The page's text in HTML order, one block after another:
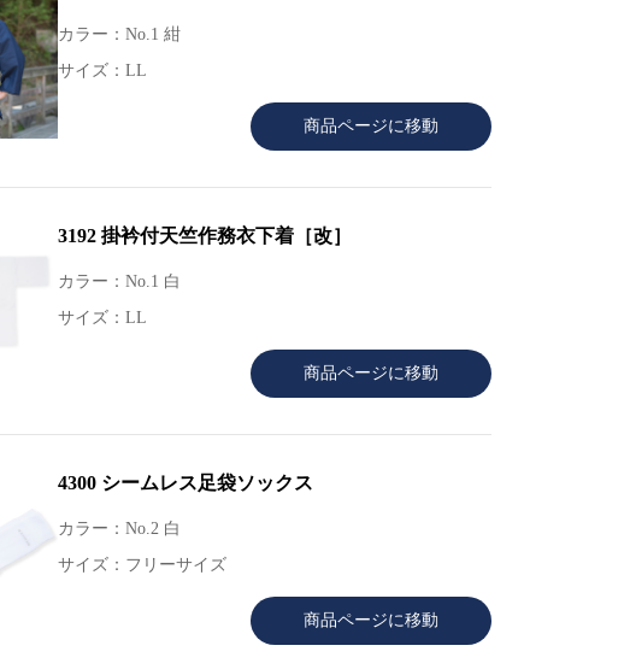
カラー：No.1 紺
サイズ：LL
商品ページに移動
3192 掛衿付天竺作務衣下着［改］
カラー：No.1 白
サイズ：LL
商品ページに移動
4300 シームレス足袋ソックス
カラー：No.2 白
サイズ：フリーサイズ
商品ページに移動